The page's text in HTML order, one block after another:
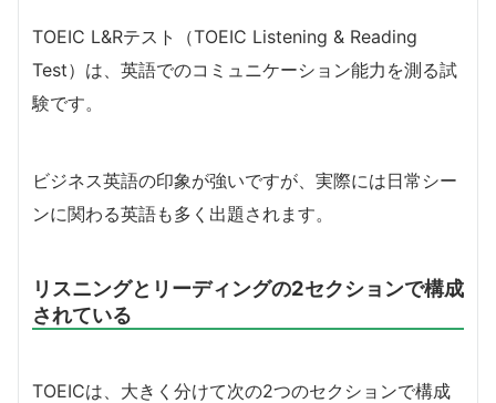
TOEIC L&Rテスト（TOEIC Listening & Reading
Test）は、英語でのコミュニケーション能力を測る試
験です。
ビジネス英語の印象が強いですが、実際には日常シー
ンに関わる英語も多く出題されます。
リスニングとリーディングの2セクションで構成
されている
TOEICは、大きく分けて次の2つのセクションで構成